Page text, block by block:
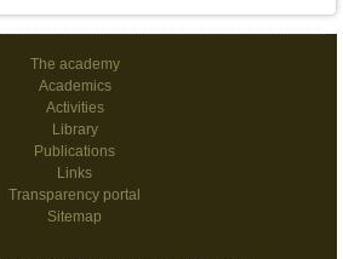
The academy
Academics
Activities
Library
Publications
Links
Transparency portal
Sitemap